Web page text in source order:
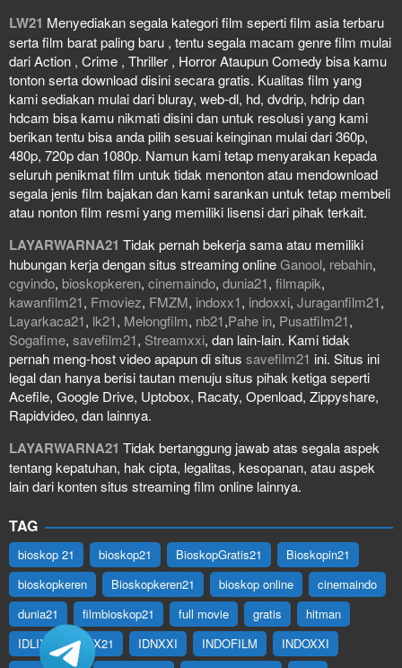
LW21 Menyediakan segala kategori film seperti film asia terbaru
serta film barat paling baru , tentu segala macam genre film mulai
dari Action , Crime , Thriller , Horror Ataupun Comedy bisa kamu
tonton serta download disini secara gratis. Kualitas film yang
kami sediakan mulai dari bluray, web-dl, hd, dvdrip, hdrip dan
hdcam bisa kamu nikmati disini dan untuk resolusi yang kami
berikan tentu bisa anda pilih sesuai keinginan mulai dari 360p,
480p, 720p dan 1080p. Namun kami tetap menyarakan kepada
seluruh penikmat film untuk tidak menonton atau mendownload
segala jenis film bajakan dan kami sarankan untuk tetap membeli
atau nonton film resmi yang memiliki lisensi dari pihak terkait.
LAYARWARNA21 Tidak pernah bekerja sama atau memiliki
hubungan kerja dengan situs streaming onlineGanool, rebahin,
cgvindo, bioskopkeren, cinemaindo, dunia21, filmapik,
kawanfilm21, Fmoviez, FMZM, indoxx1, indoxxi, Juraganfilm21,
Layarkaca21, lk21, Melongfilm, nb21,Pahe in, Pusatfilm21,
Sogafime, savefilm21, Streamxxi, dan lain-lain. Kami tidak
pernah meng-host video apapun di situs savefilm21 ini. Situs ini
legal dan hanya berisi tautan menuju situs pihak ketiga seperti
Acefile, Google Drive, Uptobox, Racaty, Openload, Zippyshare,
Rapidvideo, dan lainnya.
LAYARWARNA21 Tidak bertanggung jawab atas segala aspek
tentang kepatuhan, hak cipta, legalitas, kesopanan, atau aspek
lain dari konten situs streaming film online lainnya.
TAG
bioskop 21 bioskop21 BioskopGratis21
Bioskopin21
bioskopkeren
Bioskopkeren21 bioskop online
cinemaindo
dunia21
filmbioskop21 full movie gratis
hitman
IDLIX
IDLIX21 IDNXXI INDOFILM
INDOXXI